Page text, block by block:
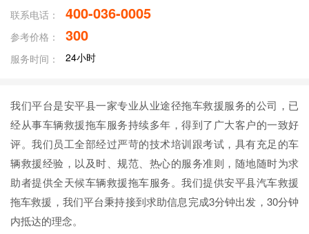
联系电话：
400-036-0005
参考价格： 300
服务时间： 24小时
我们平台是安平县一家专业从业途径拖车救援服务的公司，已
经从事车辆救援拖车服务持续多年，得到了广大客户的一致好
评。我们员工全部经过严苛的技术培训跟考试，具有充足的车
辆救援经验，以及时、规范、热心的服务准则，随地随时为求
助者提供全天候车辆救援拖车服务。我们提供安平县汽车救援
拖车救援，我们平台秉持接到求助信息完成3分钟出发，30分钟
内抵达的理念。